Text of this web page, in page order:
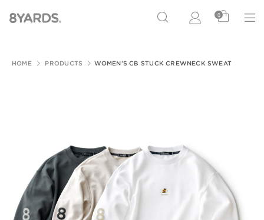
0
HOME PRODUCTS WOMEN’S CB STUCK CREWNECK SWEAT